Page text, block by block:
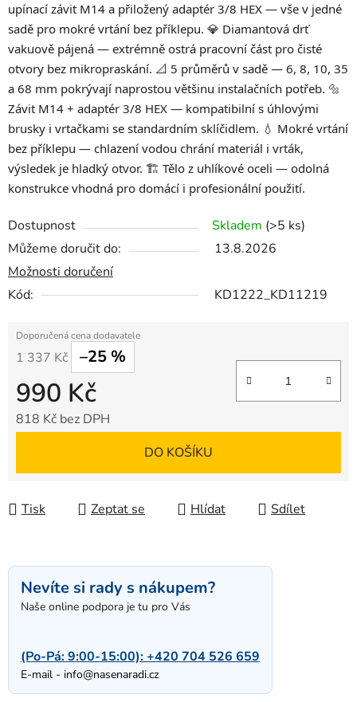
upínací závit M14 a přiložený adaptér 3/8 HEX — vše v jedné
sadě pro mokré vrtání bez příklepu. 💎 Diamantová drť
vakuově pájená — extrémně ostrá pracovní část pro čisté
otvory bez mikropraskání. 📐 5 průměrů v sadě — 6, 8, 10, 35
a 68 mm pokrývají naprostou většinu instalačních potřeb. 🔩
Závit M14 + adaptér 3/8 HEX — kompatibilní s úhlovými
brusky i vrtačkami se standardním sklíčidlem. 💧 Mokré vrtání
bez příklepu — chlazení vodou chrání materiál i vrták,
výsledek je hladký otvor. 🏗️ Tělo z uhlíkové oceli — odolná
konstrukce vhodná pro domácí i profesionální použití.
Dostupnost Skladem (>5 ks)
Můžeme doručit do:
13.8.2026
Možnosti doručení
Kód:
KD1222_KD11219
1 337 Kč –25 %
990 Kč
818 Kč bez DPH
DO KOŠÍKU
Tisk Zeptat se Hlídat Sdílet
Nevíte si rady s nákupem?
Naše online podpora je tu pro Vás
(Po-Pá: 9:00-15:00):+420 704 526 659
E-mail - info@nasenaradi.cz